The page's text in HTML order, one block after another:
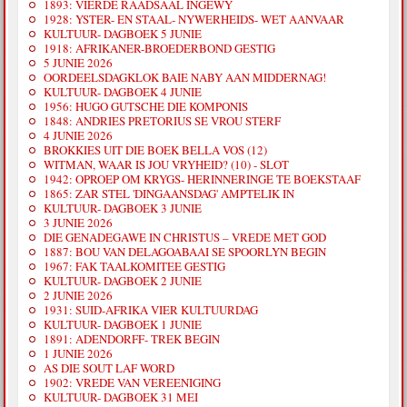
1893: VIERDE RAADSAAL INGEWY
1928: YSTER- EN STAAL- NYWERHEIDS- WET AANVAAR
KULTUUR- DAGBOEK 5 JUNIE
1918: AFRIKANER-BROEDERBOND GESTIG
5 JUNIE 2026
OORDEELSDAGKLOK BAIE NABY AAN MIDDERNAG!
KULTUUR- DAGBOEK 4 JUNIE
1956: HUGO GUTSCHE DIE KOMPONIS
1848: ANDRIES PRETORIUS SE VROU STERF
4 JUNIE 2026
BROKKIES UIT DIE BOEK BELLA VOS (12)
WITMAN, WAAR IS JOU VRYHEID? (10) - SLOT
1942: OPROEP OM KRYGS- HERINNERINGE TE BOEKSTAAF
1865: ZAR STEL 'DINGAANSDAG' AMPTELIK IN
KULTUUR- DAGBOEK 3 JUNIE
3 JUNIE 2026
DIE GENADEGAWE IN CHRISTUS – VREDE MET GOD
1887: BOU VAN DELAGOABAAI SE SPOORLYN BEGIN
1967: FAK TAALKOMITEE GESTIG
KULTUUR- DAGBOEK 2 JUNIE
2 JUNIE 2026
1931: SUID-AFRIKA VIER KULTUURDAG
KULTUUR- DAGBOEK 1 JUNIE
1891: ADENDORFF- TREK BEGIN
1 JUNIE 2026
AS DIE SOUT LAF WORD
1902: VREDE VAN VEREENIGING
KULTUUR- DAGBOEK 31 MEI